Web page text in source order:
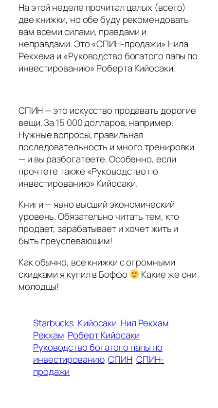
На этой неделе прочитал целых (всего)
две книжки, но обе буду рекомендовать
вам всеми силами, правдами и
неправдами. Это «СПИН-продажи» Нила
Рекхема и «Руководство богатого папы по
инвестированию» Роберта Кийосаки.
СПИН — это искусство продавать дорогие
вещи. За 15 000 долларов, например.
Нужные вопросы, правильная
последовательность и много тренировки
— и вы разбогатеете. Особенно, если
прочтете также «Руководство по
инвестированию» Кийосаки.
Книги — явно высший экономический
уровень. Обязательно читать тем, кто
продает, зарабатывает и хочет жить и
быть преуспевающим!
Как обычно, все книжки с огромными
скидками я купил в Боффо
Какие же они
молодцы!
Starbucks Кийосаки Нил Рекхам
Рекхам Роберт Кийосаки
Руководство богатого папы по
инвестированию СПИН СПИН-
продажи